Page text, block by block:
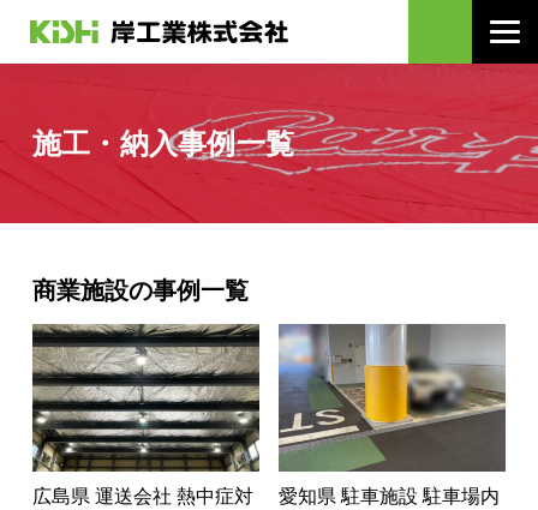
施工・納入事例一覧
商業施設の事例一覧
広島県 運送会社 熱中症対
愛知県 駐車施設 駐車場内